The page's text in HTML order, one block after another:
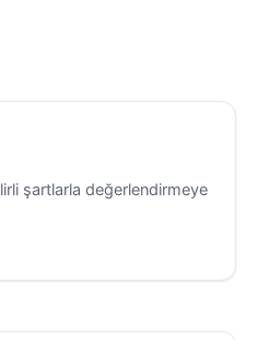
şartlarla değerlendirmeye